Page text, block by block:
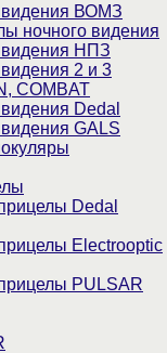
видения ВОМЗ
ночного видения
видения НПЗ
2 и 3
COMBAT
Dedal
GALS
Dedal
Electrooptic
PULSAR